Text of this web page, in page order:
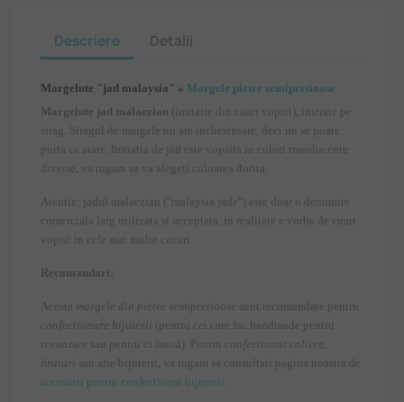
Descriere Detalii
Margelute "jad malaysia" » Margele pietre semipretioase
Margelute jad malaezian (imitatie din cuart vopsit), insirate pe
sirag. Siragul de margele nu are incheietoare, deci nu se poate
purta ca atare. Imitatia de jad este vopsita in culori translucente
diverse, va rugam sa va alegeti culoarea dorita.
Atentie: jadul malaezian ("malaysia jade") este doar o denumire
comerciala larg utilizata si acceptata, in realitate e vorba de cuart
vopsit in cele mai multe cazuri.
Recomandari:
Aceste margele din pietre semipretioase sunt recomandate pentru
confectionare bijuterii (pentru cei care fac handmade pentru
revanzare sau pentru ei insisi). Pentru
confectionat coliere,
bratari sau alte bijuterii, va rugam sa consultati pagina noastra de
accesorii pentru confectionat bijuterii